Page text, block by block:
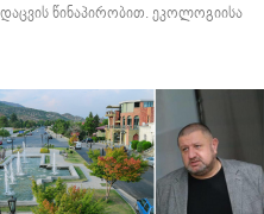
წინაპირობით. ეკოლოგიისა